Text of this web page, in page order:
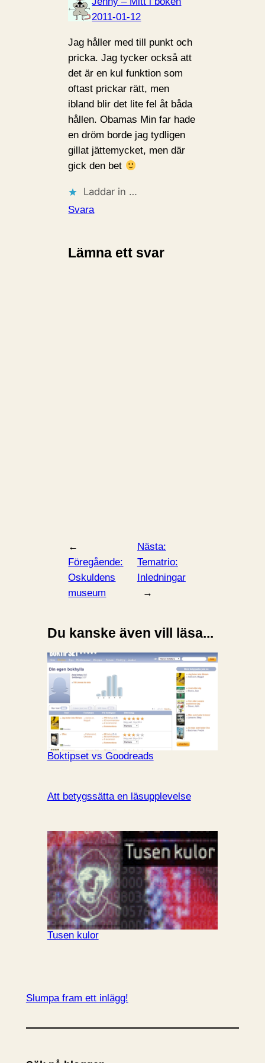
2011-01-12
Jag håller med till punkt och
pricka. Jag tycker också att
det är en kul funktion som
oftast prickar rätt, men
ibland blir det lite fel åt båda
hållen. Obamas Min far hade
en dröm borde jag tydligen
gillat jättemycket, men där
gick den bet
Laddar in …
Svara
Lämna ett svar
←
Föregående:
Oskuldens
museum
Nästa:
Tematrio:
Inledningar
→
Du kanske även vill läsa...
Boktipset vs Goodreads
Att betygssätta en läsupplevelse
Tusen kulor
Slumpa fram ett inlägg!